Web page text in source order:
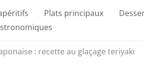
Plats principaux
: recette au glaçage teriyaki